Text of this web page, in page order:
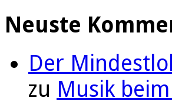
Neuste
Der
zu Musik